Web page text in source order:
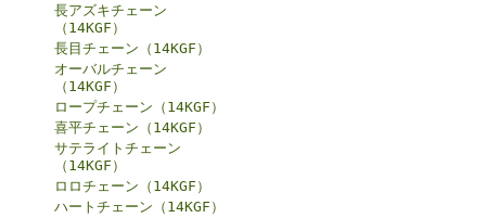
長アズキチェーン
（14KGF）
長目チェーン（14KGF）
オーバルチェーン
（14KGF）
ロープチェーン（14KGF）
喜平チェーン（14KGF）
サテライトチェーン
（14KGF）
ロロチェーン（14KGF）
ハートチェーン（14KGF）